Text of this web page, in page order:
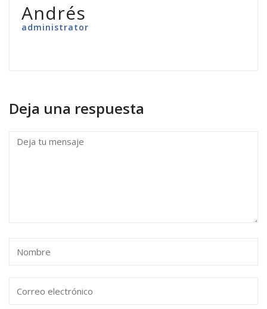
Andrés
administrator
Deja una respuesta